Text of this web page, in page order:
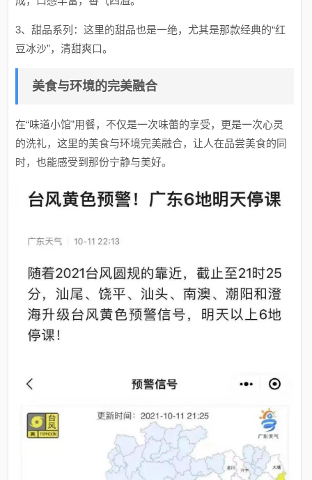
3、甜品系列：这里的甜品也是一绝，尤其是那款经典的“红
豆冰沙”，清甜爽口。
美食与环境的完美融合
在“味道小馆”用餐，不仅是一次味蕾的享受，更是一次心灵
的洗礼，这里的美食与环境完美融合，让人在品尝美食的同
时，也能感受到那份宁静与美好。